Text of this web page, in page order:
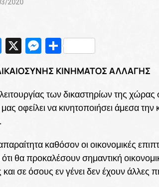
2020
Bluesky
X Messenger
Μοιραστείτε
ΚΙΝΗΜΑΤΟΣ ΑΛΛΑΓΗΣ
των δικαστηρίων της
οφείλει να κινητοποιήσει άμεσα
καθόσον οι οικονομικές
ότι θα προκαλέσουν σημαντική
και σε όσους εν γένει δεν έχουν άλλες